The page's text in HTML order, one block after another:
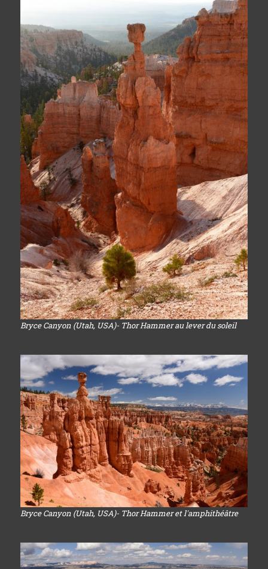
Bryce Canyon (Utah, USA)- Thor Hammer au lever du soleil
Bryce Canyon (Utah, USA)- Thor Hammer et l'amphithéâtre